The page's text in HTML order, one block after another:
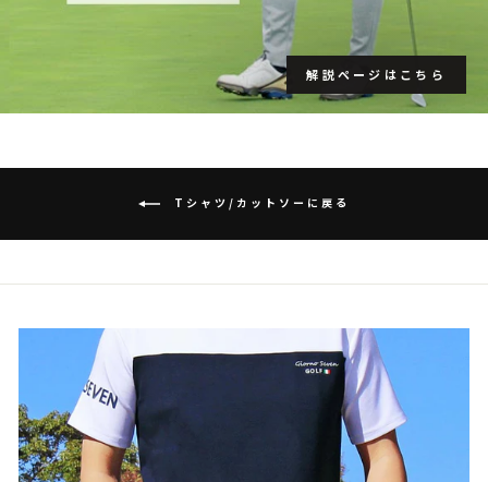
解説ページはこちら
Tシャツ/カットソーに戻る